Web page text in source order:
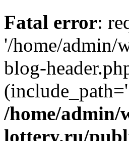
Fatal error:
'/home/admin/
blog-
/home/admin/
lottery.ru/